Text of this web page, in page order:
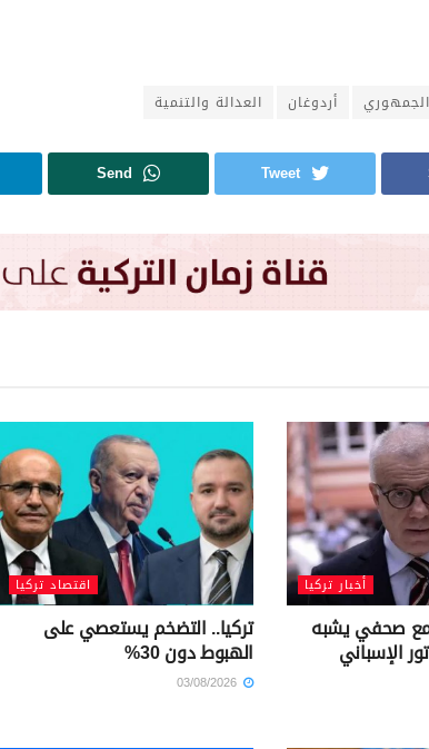
أردوغان العدالة والتنمية
Tweet
Send
أخبار تركيا
مع صحفي يشبه
الإسباني
اقتصاد تركيا
تركيا.. التضخم يستعصي على
الهبوط دون 30%